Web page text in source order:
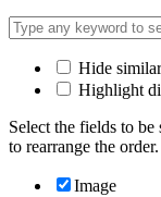
Hide
Highlight
Select the fields to
to rearrange the order.
Image